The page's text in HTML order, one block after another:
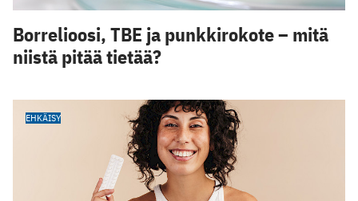
Borrelioosi, TBE ja punkkirokote – mitä
niistä pitää tietää?
EHKÄISY